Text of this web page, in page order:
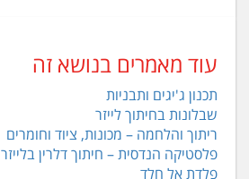
עוד מאמרים בנושא זה
תכנון ג'יגים ותבניות
שבלונות בחיתוך לייזר
ריתוך והלחמה – מכונות, ציוד וחומרים
פלסטיקה הנדסית – חיתוך דלרין בלייזר
פלדת אל חלד